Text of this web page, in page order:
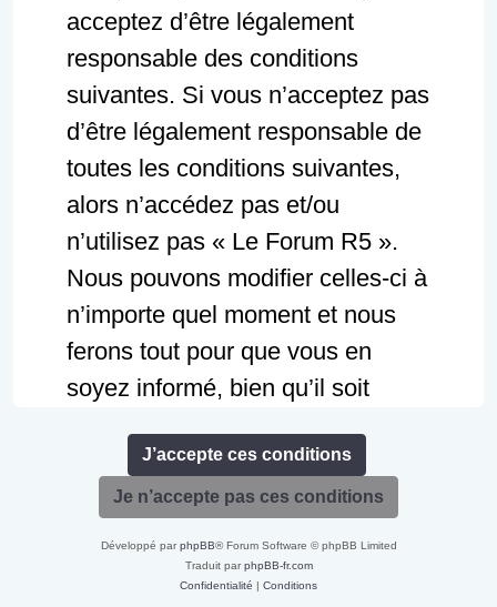
acceptez d’être légalement
responsable des conditions
suivantes. Si vous n’acceptez pas
d’être légalement responsable de
toutes les conditions suivantes,
alors n’accédez pas et/ou
n’utilisez pas « Le Forum R5 ».
Nous pouvons modifier celles-ci à
n’importe quel moment et nous
ferons tout pour que vous en
soyez informé, bien qu’il soit
celles-ci par vous-même. Si vous
continuez d’utiliser « Le Forum
R5 » alors que des changements
ont été effectués, vous acceptez
Développé parphpBB® Forum Software © phpBB Limited
Traduit parphpBB-fr.com
Confidentialité | Conditions